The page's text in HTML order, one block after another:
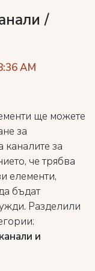
/
AM
ще можете
за
каналите за
че трябва
елементи,
бъдат
Разделили
и